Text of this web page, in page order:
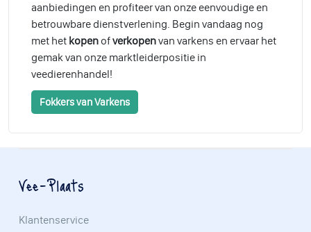
aanbiedingen en profiteer van onze eenvoudige en
betrouwbare dienstverlening. Begin vandaag nog
met het kopen ofverkopenvan varkens en ervaar het
gemak van onze marktleiderpositie in
veedierenhandel!
Fokkers van Varkens
Vee-Plaats
Klantenservice